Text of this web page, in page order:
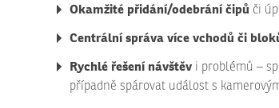
Okamžité přidání/odebrání čipů či
Centrální správa více vchodů či
Rychlé řešení návštěv i problémů –
případně spárovat událost s